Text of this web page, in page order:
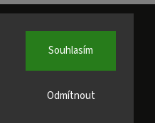
Odmítnout
Souhlasím